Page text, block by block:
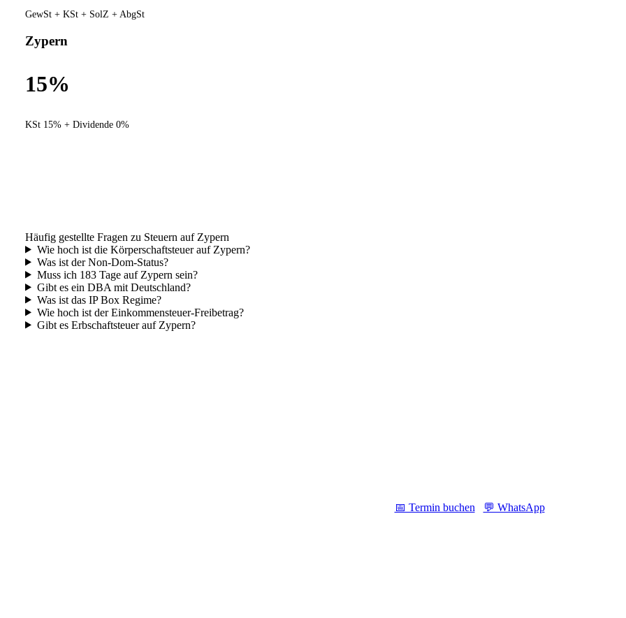
GewSt + KSt + SolZ + AbgSt
Zypern
15%
KSt 15% + Dividende 0%
Häufig gestellte Fragen zu Steuern auf Zypern
Wie hoch ist die Körperschaftsteuer auf Zypern?
Was ist der Non-Dom-Status?
Muss ich 183 Tage auf Zypern sein?
Gibt es ein DBA mit Deutschland?
Was ist das IP Box Regime?
Wie hoch ist der Einkommensteuer-Freibetrag?
Gibt es Erbschaftsteuer auf Zypern?
📅 Termin buchen 💬 WhatsApp